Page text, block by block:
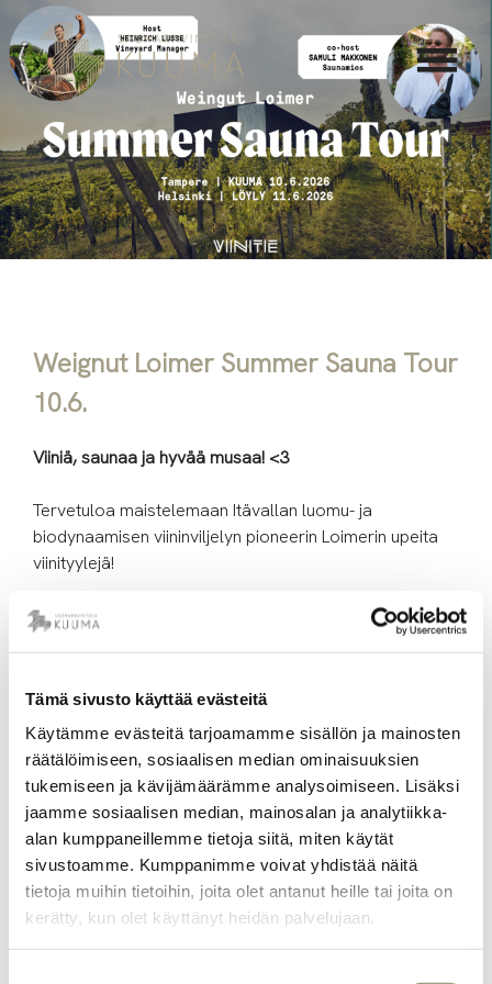
Tämä sivusto käyttää evästeitä
Käytämme evästeitä tarjoamamme sisällön ja mainosten
räätälöimiseen, sosiaalisen median ominaisuuksien
tukemiseen ja kävijämäärämme analysoimiseen. Lisäksi
jaamme sosiaalisen median, mainosalan ja analytiikka-
alan kumppaneillemme tietoja siitä, miten käytät
sivustoamme. Kumppanimme voivat yhdistää näitä
tietoja muihin tietoihin, joita olet antanut heille tai joita on
kerätty, kun olet käyttänyt heidän palvelujaan.
Skip
to
content
Sauna
Tour
@Kuuma
Weignut Loimer Summer Sauna Tour
10.6.
Viiniä, saunaa ja hyvää musaa! <3
Tervetuloa maistelemaan Itävallan luomu- ja
biodynaamisen viininviljelyn pioneerin Loimerin upeita
viinityylejä!
Rennon ja hauskan tastingin aikana sukellamme
Kamptalin alueen ilmaston ja maaperän saloihin ja
jälkeen ilta jatkuu vapaamuotoisesti saunoen ja DJ:n
19,00 € per/henkilö. Muistathan varata saunavuoron
täältä
Ilmoittauduthan pian sillä paikkoja on todella
Ilmoittautumiset ->